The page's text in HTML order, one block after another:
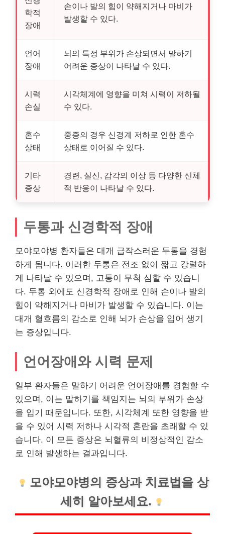
학적
장애
손이나 발의 힘이 약해지거나 마비가
발생할 수 있다.
언어
장애
뇌의 특정 부위가 손상되면서 말하기
어려운 증상이 나타날 수 있다.
시력
손실
시각체계에 영향을 미쳐 시력이 저하될
수 있다.
혼수
상태
중증의 경우 신경계 저하로 인한 혼수
상태로 이어질 수 있다.
기타
증상
경련, 실신, 감각의 이상 등 다양한 신체
적 반응이 나타날 수 있다.
두통과 신경학적 장애
모야모야병 환자들은 대개 급작스러운 두통을 경험
하게 됩니다. 이러한 두통은 전조 없이 짧고 강렬하
게 나타날 수 있으며, 고통이 무척 심할 수 있습니
다. 두통 외에도 신경학적 장애로 인해 손이나 발의
힘이 약해지거나 마비가 발생할 수 있습니다. 이는
대개 혈흐름의 감소로 인해 뇌가 손상을 입어 생기
는 증상입니다.
언어장애와 시력 문제
일부 환자들은 말하기 어려운 언어장애를 경험할 수
있으며, 이는 말하기를 책임지는 뇌의 부위가 손상
을 입기 때문입니다. 또한, 시각체계 또한 영향을 받
을 수 있어 시력 저하나 시각적 혼란을 초래할 수 있
습니다. 이 모든 증상은 뇌혈류의 비정상적인 감소
로 인해 발생하는 결과입니다.
모야모야병의 증상과 치료법을 상
세히 알아보세요.